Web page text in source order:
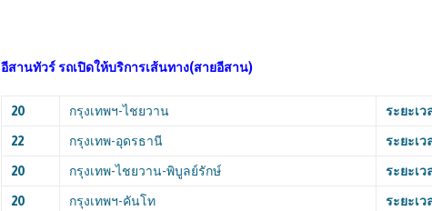
อีสานทัวร์รถเปิดให้บริการเส้นทาง(สายอีสาน)
20 กรุงเทพฯ-ไชยวาน ระยะเว
22 กรุงเทพ-อุดรธานี ระยะเว
20 กรุงเทพ-ไชยวาน-พิบูลย์รักษ์ ระยะเว
20 กรุงเทพฯ-คันโท ระยะเว